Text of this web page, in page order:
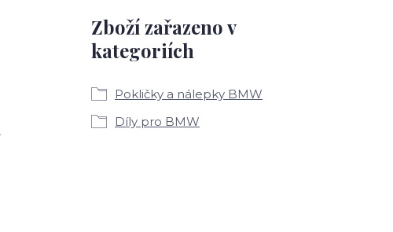
Zboží zařazeno v
kategoriích
Pokličky a nálepky BMW
Díly pro BMW